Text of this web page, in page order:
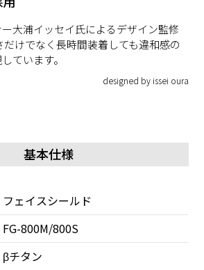
大浦イッセイ氏によるデザイン監修
けでなく長時間装着しても違和感の
ています。
designed by issei oura
基本仕様
フェイスシールド
FG-800M/800S
βチタン